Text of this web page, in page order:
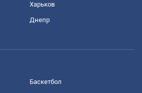
Харьков
Днепр
Баскетбол